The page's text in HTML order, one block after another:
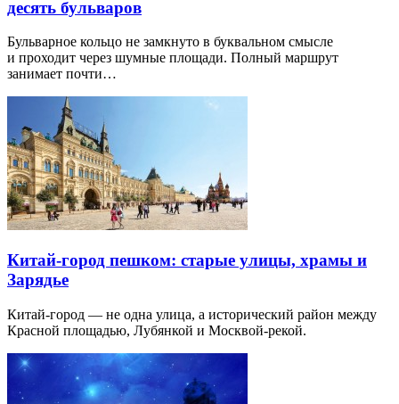
десять бульваров
Бульварное кольцо не замкнуто в буквальном смысле
и проходит через шумные площади. Полный маршрут
занимает почти…
Китай-город пешком: старые улицы, храмы и
Зарядье
Китай-город — не одна улица, а исторический район между
Красной площадью, Лубянкой и Москвой-рекой.